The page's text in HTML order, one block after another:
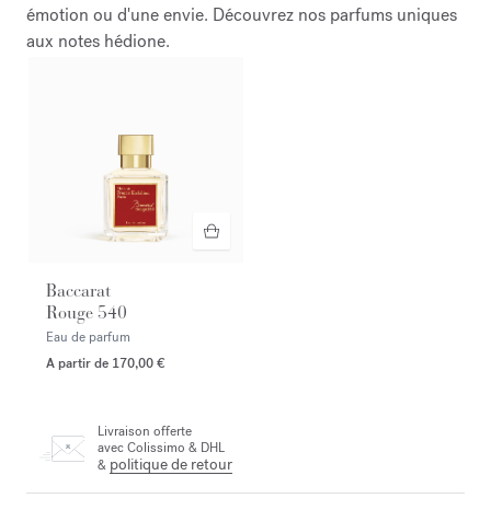
émotion ou d'une envie. Découvrez nos parfums uniques
aux notes hédione.
Baccarat
Rouge 540
Eau de parfum
A partir de 170,00 €
Livraison offerte
avec Colissimo & DHL
& politique de retour